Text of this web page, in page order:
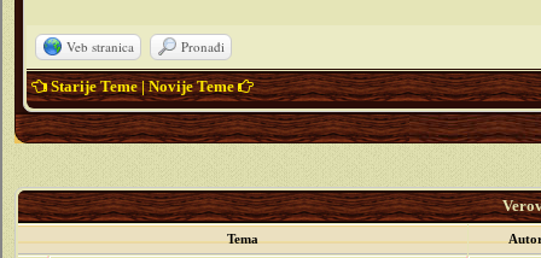
Veb stranica Pronađi
Starije Teme|Novije Teme
Tema